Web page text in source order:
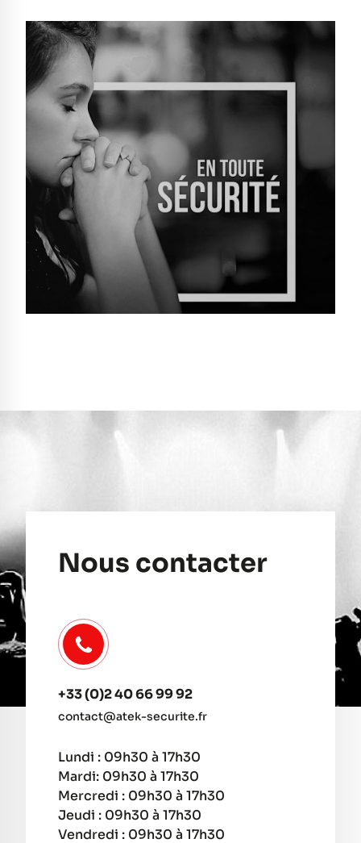
Nous contacter
+33 (0)2 40 66 99 92
contact@atek-securite.fr
Lundi : 09h30 à 17h30
Mardi: 09h30 à 17h30
Mercredi : 09h30 à 17h30
Jeudi : 09h30 à 17h30
Vendredi : 09h30 à 17h30